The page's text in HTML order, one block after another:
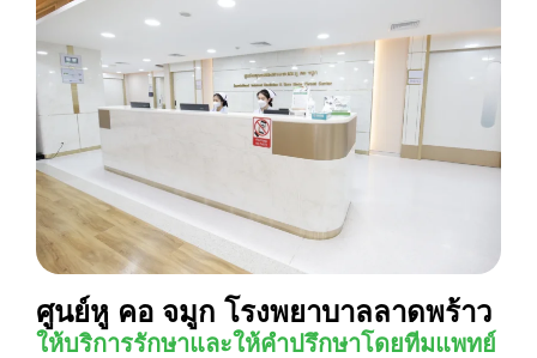
ศูนย์หู คอ จมูก โรงพยาบาลลาดพร้าว
ให้บริการรักษาและให้คำปรึกษาโดยทีมแพทย์